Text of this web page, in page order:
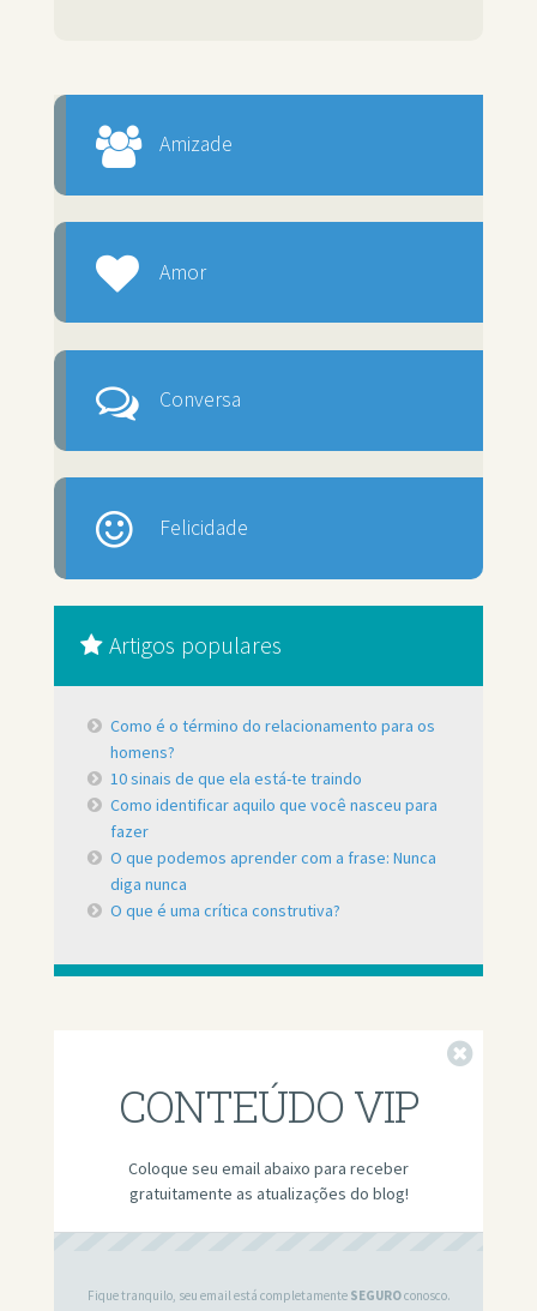
Amizade
Amor
Conversa
Felicidade
Artigos populares
Como é o término do relacionamento para os
homens?
10 sinais de que ela está-te traindo
Como identificar aquilo que você nasceu para
fazer
O que podemos aprender com a frase: Nunca
diga nunca
O que é uma crítica construtiva?
CONTEÚDO VIP
Coloque seu email abaixo para receber
gratuitamente as atualizações do blog!
Fique tranquilo, seu email está completamente SEGUROconosco.